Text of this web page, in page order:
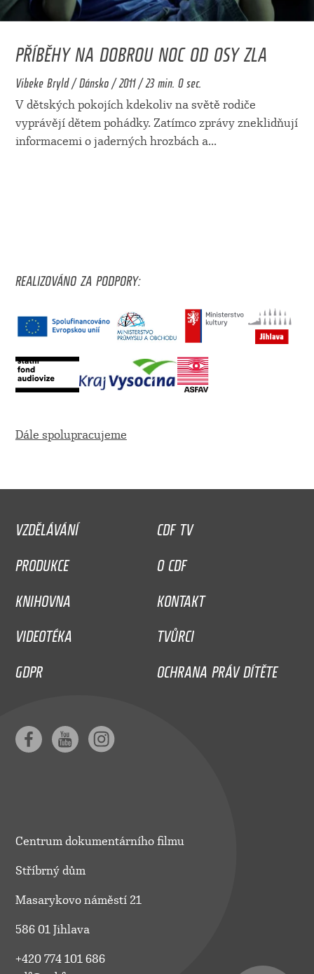
PŘÍBĚHY NA DOBROU NOC OD OSY ZLA
Vibeke Bryld / Dánsko / 2011 / 23 min. 0 sec.
V dětských pokojích kdekoliv na světě rodiče
vyprávějí dětem pohádky. Zatímco zprávy zneklidňují
informacemi o jaderných hrozbách a...
REALIZOVÁNO ZA PODPORY:
Dále spolupracujeme
VZDĚLÁVÁNÍ
CDF TV
PRODUKCE
O CDF
KNIHOVNA
KONTAKT
VIDEOTÉKA
TVŮRCI
GDPR
OCHRANA PRÁV DÍTĚTE
Centrum dokumentárního filmu
Stříbrný dům
Masarykovo náměstí 21
586 01 Jihlava
+420 774 101 686